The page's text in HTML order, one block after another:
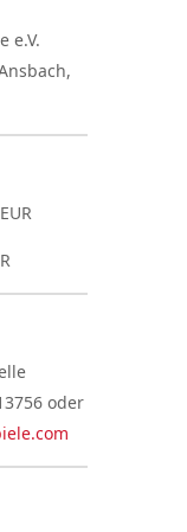
e.V.
oder